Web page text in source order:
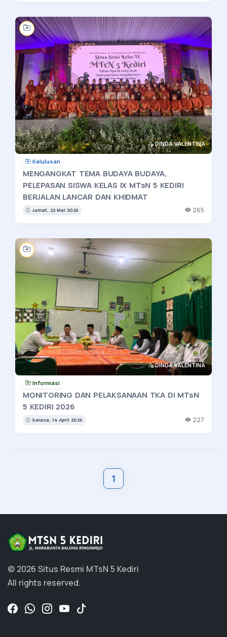
DINDA VALENTINA
Kelulusan
MENGANGKAT TEMA BUDAYA BUDAYA,
PELEPASAN SISWA KELAS IX MTsN 5 KEDIRI
BERJALAN LANCAR DAN KHIDMAT
Jumat, 22 Mei 2026 265
DINDA VALENTINA
Informasi
MONITORING DAN PELAKSANAAN TKA DI MTsN
5 KEDIRI 2026
Selasa, 14 April 2026 227
1
© 2026 Situs Resmi MTsN 5 Kediri
All rights reserved.